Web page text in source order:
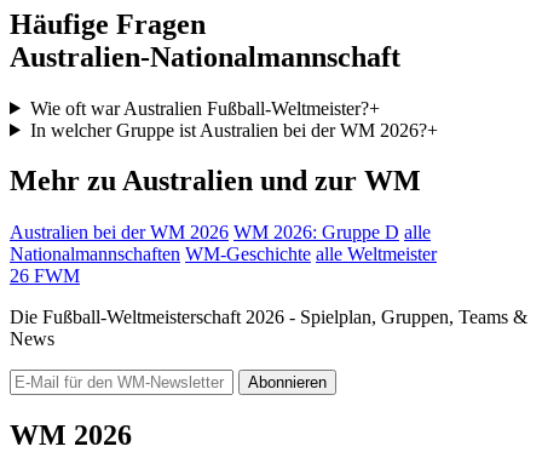
Häufige Fragen
Australien-Nationalmannschaft
Wie oft war Australien Fußball-Weltmeister?+
In welcher Gruppe ist Australien bei der WM 2026?+
Mehr zu Australien und zur WM
Australien bei der WM 2026 WM 2026: Gruppe D alle
Nationalmannschaften WM-Geschichte alle Weltmeister
26 FWM
Die Fußball-Weltmeisterschaft 2026 - Spielplan, Gruppen, Teams &
News
Abonnieren
WM 2026